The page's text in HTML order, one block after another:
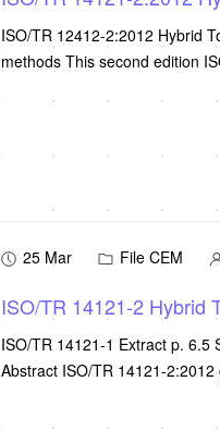
ISO/TR 12412-2:2012 Hybrid
methods This second edition
25 Mar File CEM
ISO/TR 14121-2 Hybrid
ISO/TR 14121-1 Extract p. 6.5
Abstract ISO/TR 14121-